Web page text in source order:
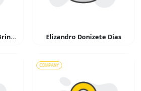
Kiel Kids – Locação de Brinquedos Elizandro Donizete Dias
COMPANY